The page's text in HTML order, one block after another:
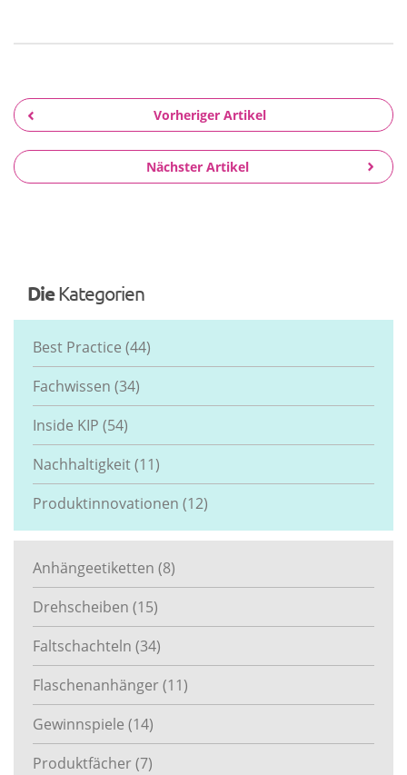
Vorheriger Artikel
Nächster Artikel
DieKategorien
Best Practice (44)
Fachwissen (34)
Inside KIP (54)
Nachhaltigkeit(11)
Produktinnovationen (12)
Anhängeetiketten (8)
Drehscheiben (15)
Faltschachteln (34)
Flaschenanhänger(11)
Gewinnspiele (14)
Produktfächer(7)